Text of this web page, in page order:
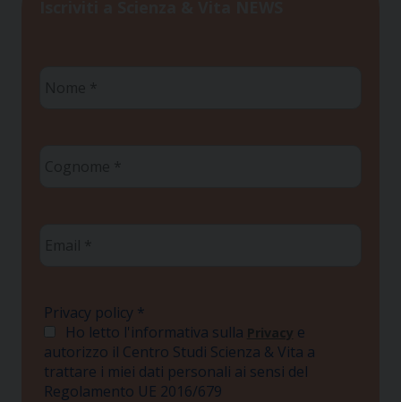
Privacy policy *
Ho letto l'informativa sulla Privacy e
autorizzo il Centro Studi Scienza & Vita a
trattare i miei dati personali ai sensi del
Regolamento UE 2016/679